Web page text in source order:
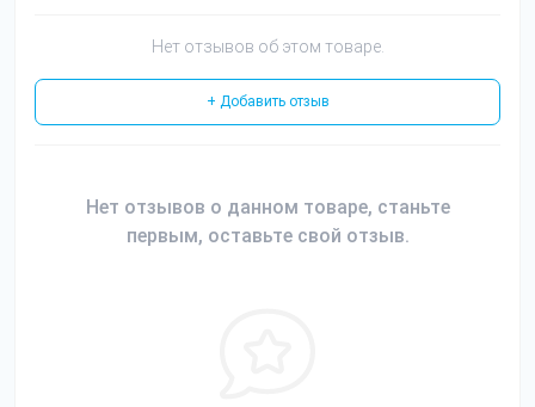
Нет отзывов об этом товаре.
+ Добавить отзыв
Нет отзывов о данном товаре, станьте
первым, оставьте свой отзыв.